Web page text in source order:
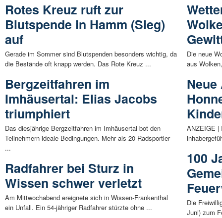
Rotes Kreuz ruft zur
Blutspende in Hamm (Sieg)
auf
Gerade im Sommer sind Blutspenden besonders wichtig, da
die Bestände oft knapp werden. Das Rote Kreuz ...
Bergzeitfahren im
Imhäusertal: Elias Jacobs
triumphiert
Das diesjährige Bergzeitfahren im Imhäusertal bot den
Teilnehmern ideale Bedingungen. Mehr als 20 Radsportler
...
Radfahrer bei Sturz in
Wissen schwer verletzt
Am Mittwochabend ereignete sich in Wissen-Frankenthal
ein Unfall. Ein 54-jähriger Radfahrer stürzte ohne ...
Die neue
aus
ANZEIGE |
100
Die
Juni) zum